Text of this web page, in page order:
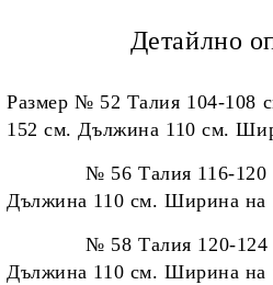
Детайлно
Размер № 52 Талия 104-108
152 см. Дължина 110 см.
№ 56 Талия 116-120
Дължина 110 см. Ширина на
№ 58 Талия 120-124
Дължина 110 см. Ширина на